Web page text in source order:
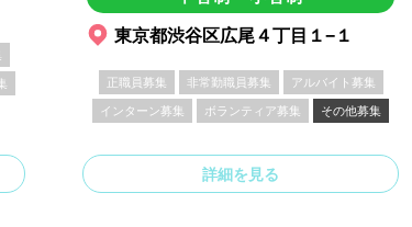
東京都渋谷区広尾４丁目１−１
正職員募集 非常勤職員募集 アルバイト募集
インターン募集 ボランティア募集 その他募集
詳細を見る